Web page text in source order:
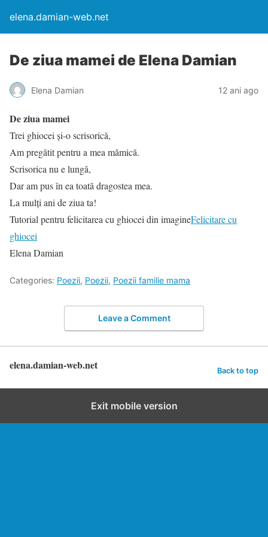
elena.damian-web.net
De ziua mamei de Elena Damian
Elena Damian 12 ani ago
De ziua mamei
Trei ghiocei și-o scrisorică,
Am pregătit pentru a mea mămică.
Scrisorica nu e lungă,
Dar am pus în ea toată dragostea mea.
La mulți ani de ziua ta!
Tutorial pentru felicitarea cu ghiocei din imagineFelicitare cu
ghiocei
Elena Damian
Categories: Poezii, Poezii, Poezii familie mama
Leave a Comment
elena.damian-web.net Back to top
Exit mobile version